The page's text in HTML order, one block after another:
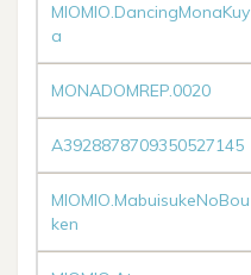
MIOMIO.DancingMonaKuy
a
MONADOMREP.0020
A3928878709350527145
MIOMIO.MabuisukeNoBou
ken